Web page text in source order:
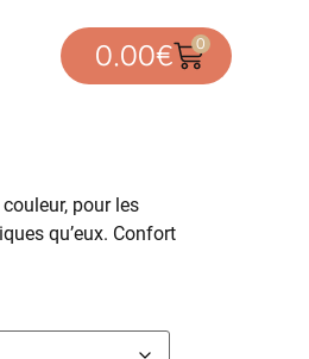
0.00€ 0
pour les
qu’eux. Confort